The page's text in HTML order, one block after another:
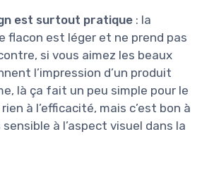
est surtout pratique : la
flacon est léger et ne prend pas
si vous aimez les beaux
l’impression d’un produit
là ça fait un peu simple pour le
à l’efficacité, mais c’est bon à
à l’aspect visuel dans la